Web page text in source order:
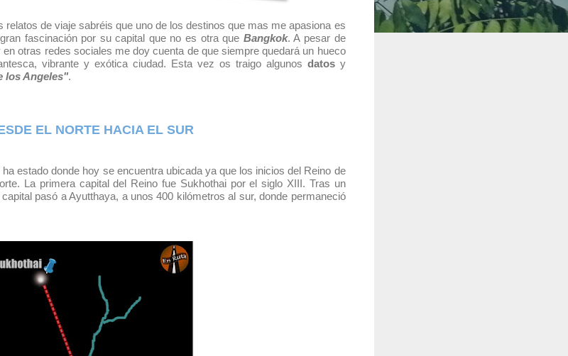
relatos de viaje sabréis que uno de los destinos que mas me apasiona es
fascinación por su capital que no es otra que Bangkok. A pesar de
otras redes sociales me doy cuenta de que siempre quedará un hueco
vibrante y exótica ciudad. Esta vez os traigo algunos datosy
los Angeles".
EL NORTE HACIA EL SUR
estado donde hoy se encuentra ubicada ya que los inicios del Reino de
La primera capital del Reino fue Sukhothai por el siglo XIII. Tras un
pasó a Ayutthaya, a unos 400 kilómetros al sur, donde permaneció